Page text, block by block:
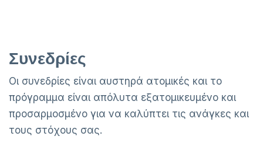
Συνεδρίες
Οι συνεδρίες είναι αυστηρά ατομικές και το
πρόγραμμα είναι απόλυτα εξατομικευμένο και
προσαρμοσμένο για να καλύπτει τις ανάγκες και
τους στόχους σας.